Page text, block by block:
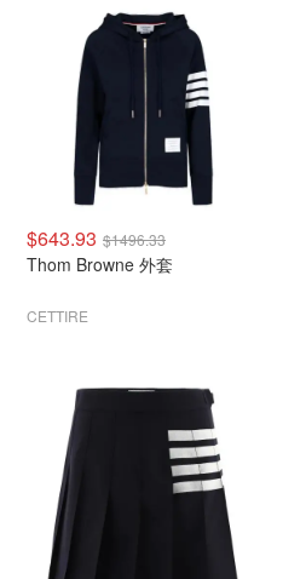
$643.93 $1496.33
Thom Browne 外套
CETTIRE